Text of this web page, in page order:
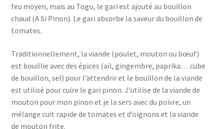
feu moyen, mais au Togo, le gari est ajouté au bouillon
chaud (A Si Pinon). Le gari absorbe la saveur du bouillon de
tomates.
Traditionnellement, la viande (poulet, mouton ou bœuf)
est bouillie avec des épices (ail, gingembre, paprika… cube
de bouillon, sel) pour l’attendrir et le bouillon de la viande
est utilisé pour cuire le gari pinon. J’utilise de la viande de
mouton pour mon pinon et je la sers avec du poivre, un
mélange cuit rapide de tomates et d’oignons et la viande
de mouton frite.